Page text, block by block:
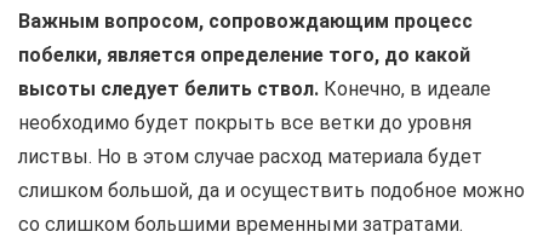
Важным вопросом, сопровождающим процесс
побелки, является определение того, до какой
высоты следует белить ствол. Конечно, в идеале
необходимо будет покрыть все ветки до уровня
листвы. Но в этом случае расход материала будет
слишком большой, да и осуществить подобное можно
со слишком большими временными затратами.